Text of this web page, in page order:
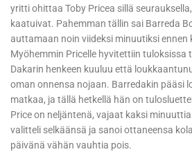
yritti ohittaa Toby Pricea sillä
kaatuivat. Pahemman tällin sai Barreda
auttamaan noin viideksi minuutiksi ennen
Myöhemmin Pricelle hyvitettiin tuloksissa
Dakarin henkeen kuuluu että
oman onnensa nojaan. Barredakin pääsi
matkaa, ja tällä hetkellä hän on
Price on neljäntenä, vajaat kaksi
valitteli selkäänsä ja sanoi ottaneensa
päivänä vähän vauhtia pois.